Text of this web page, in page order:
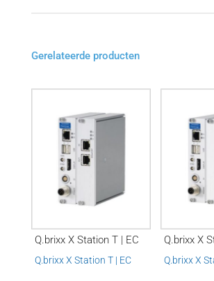
Gerelateerde producten
Q.brixx X Station T | EC
Q.brixx X Station T | EC
Q.brixx X
Q.brixx X